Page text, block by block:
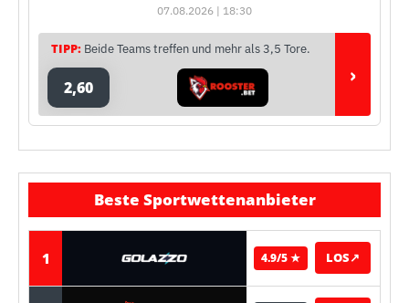
07.08.2026 | 18:30
TIPP: Beide Teams treffen und mehr als 3,5 Tore.
2,60 ›
Beste Sportwettenanbieter
1 4.9/5 ★ LOS↗